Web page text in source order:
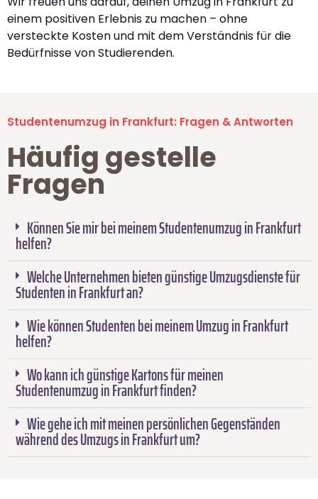
einem positiven Erlebnis zu machen – ohne
versteckte Kosten und mit dem Verständnis für die
Bedürfnisse von Studierenden.
Studentenumzug in Frankfurt: Fragen & Antworten
Häufig gestelle
Fragen
Können Sie mir bei meinem Studentenumzug in Frankfurt
helfen?
Welche Unternehmen bieten günstige Umzugsdienste für
Studenten in Frankfurt an?
Wie können Studenten bei meinem Umzug in Frankfurt
helfen?
Wo kann ich günstige Kartons für meinen
Studentenumzug in Frankfurt finden?
Wie gehe ich mit meinen persönlichen Gegenständen
während des Umzugs in Frankfurt um?